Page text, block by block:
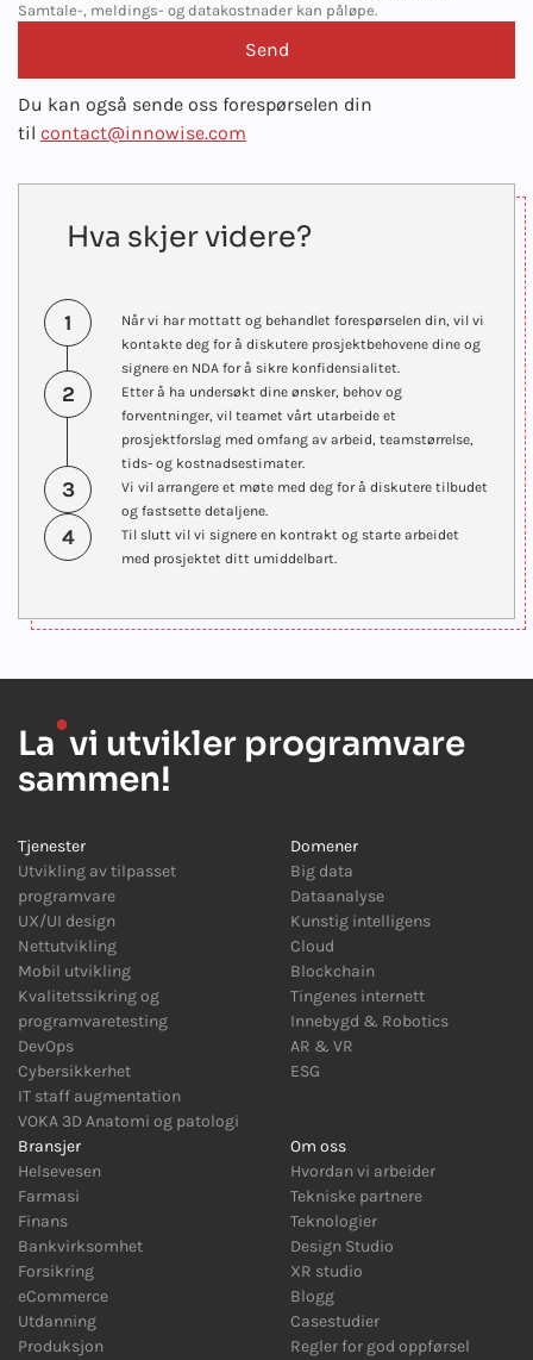
Samtale-, meldings- og datakostnader kan påløpe.
Du kan også sende oss forespørselen din
til contact@innowise.com
Hva skjer videre?
1
Når vi har mottatt og behandlet forespørselen din, vil vi
kontakte deg for å diskutere prosjektbehovene dine og
signere en NDA for å sikre konfidensialitet.
2
Etter å ha undersøkt dine ønsker, behov og
forventninger, vil teamet vårt utarbeide et
prosjektforslag med omfang av arbeid, teamstørrelse,
tids- og kostnadsestimater.
3
Vi vil arrangere et møte med deg for å diskutere tilbudet
og fastsette detaljene.
4
Til slutt vil vi signere en kontrakt og starte arbeidet
med prosjektet ditt umiddelbart.
La●vi utvikler programvare
sammen!
Tjenester
Utvikling av tilpasset
programvare
UX/UI design
Nettutvikling
Mobil utvikling
Kvalitetssikring og
programvaretesting
DevOps
Cybersikkerhet
IT staff augmentation
VOKA 3D Anatomi og patologi
Domener
Big data
Dataanalyse
Kunstig intelligens
Cloud
Blockchain
Tingenes internett
Innebygd & Robotics
AR & VR
ESG
Bransjer
Helsevesen
Farmasi
Finans
Bankvirksomhet
Forsikring
eCommerce
Utdanning
Produksjon
Om oss
Hvordan vi arbeider
Tekniske partnere
Teknologier
Design Studio
XR studio
Blogg
Casestudier
Regler for god oppførsel